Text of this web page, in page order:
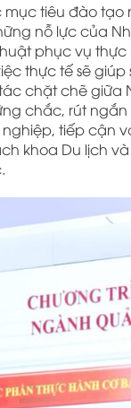
tiêu đào tạo
nỗ lực của
phục vụ
thực tế sẽ
chặt chẽ giữa
chắc, rút
tiếp cận
khoa Du lịch